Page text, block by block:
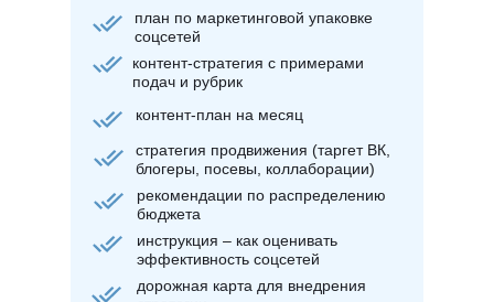
план по маркетинговой упаковке
соцсетей
контент-стратегия с примерами
подач и рубрик
стратегия продвижения (таргет ВК,
блогеры, посевы, коллаборации)
контент-план на месяц
дорожная карта для внедрения
инструкция – как оценивать
эффективность соцсетей
рекомендации по распределению
бюджета